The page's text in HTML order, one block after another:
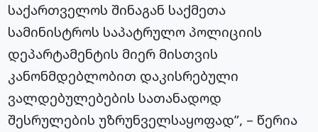
საქართველოს შინაგან საქმეთა
სამინისტროს საპატრულო პოლიციის
დეპარტამენტის მიერ მისთვის
კანონმდებლობით დაკისრებული
ვალდებულებების სათანადოდ
შესრულების უზრუნველსაყოფად”, – წერია